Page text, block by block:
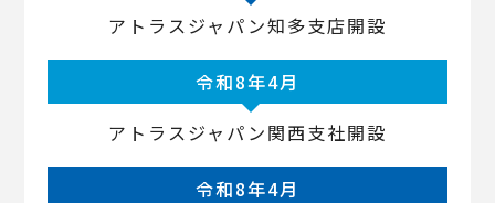
アトラスジャパン知多支店開設
令和8年4月
アトラスジャパン関西支社開設
令和8年4月